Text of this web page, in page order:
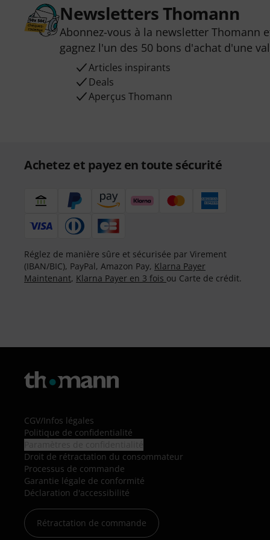
Newsletters Thomann
Abonnez-vous à la newsletter Thomann
gagnez l'un des 50 bons d'achat d'une
Articles inspirants
Deals
Aperçus Thomann
Achetez et payez en toute sécurité
Réglez de manière sûre et sécurisée par Virement
(IBAN/BIC), PayPal, Amazon Pay, Klarna Payer
Maintenant, Klarna Payer en 3 fois ou Carte de crédit.
CGV/Infos légales
Politique de confidentialité
Droit de rétractation du consommateur
Processus de commande
Garantie légale de conformité
Déclaration d'accessibilité
Rétractation de commande